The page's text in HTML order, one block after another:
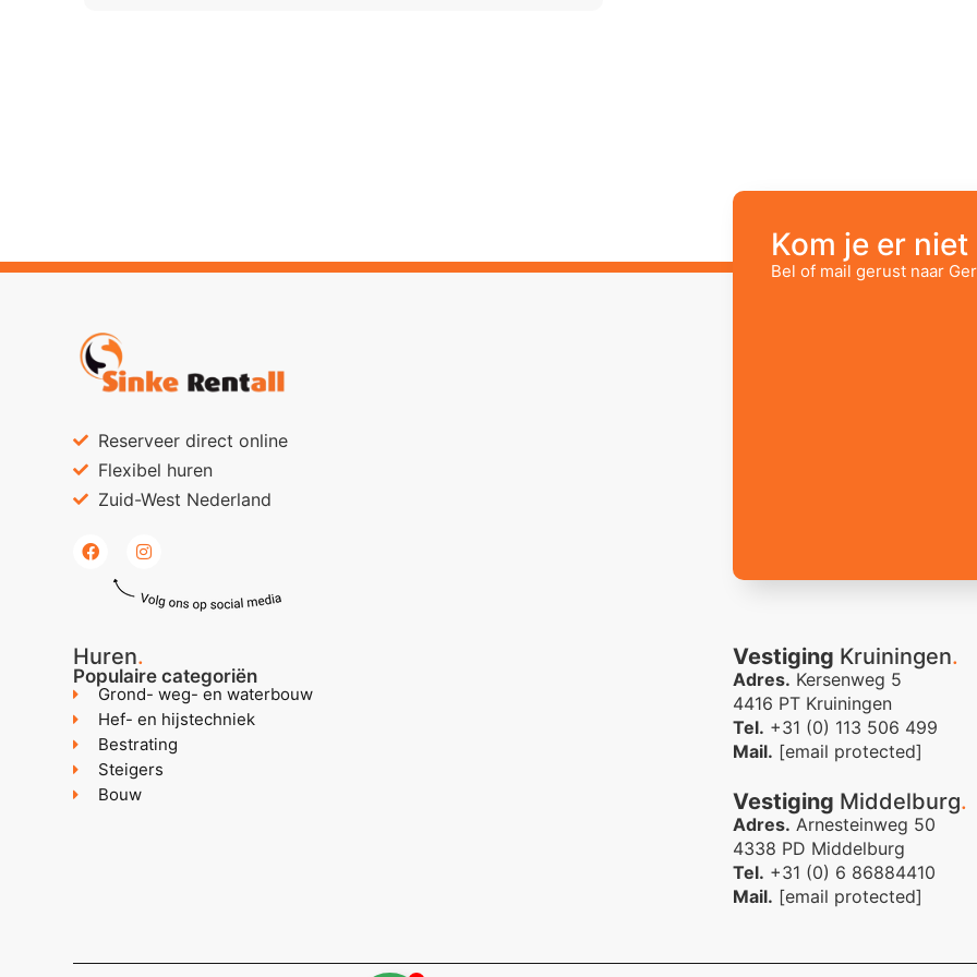
Reserveer direct online
Flexibel huren
Zuid-West Nederland
Huren.
Populaire categoriën
Grond- weg- en waterbouw
Hef- en hijstechniek
Bestrating
Steigers
Bouw
Vestiging Kruiningen.
Adres. Kersenweg 5
4416 PT Kruiningen
Tel. +31 (0) 113 506 499
Mail. [email protected]
Vestiging Middelburg.
Adres. Arnesteinweg 50
4338 PD Middelburg
Tel. +31 (0) 6 86884410
Mail. [email protected]
Kom je er
Bel of mail gerust naar